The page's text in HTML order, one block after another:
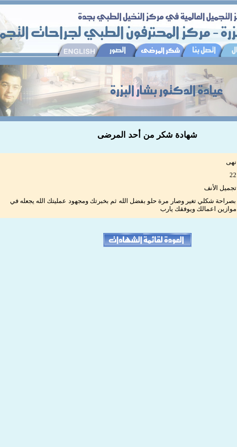
شهادة شكر من أحد المرضى
نهى
22
تجميل الأنف
بصراحة شكلي تغير وصار مرة حلو بفضل الله ثم بخبرتك ومجهود عمليتك الله يجعله في
موازين اعمالك ويوفقك يارب